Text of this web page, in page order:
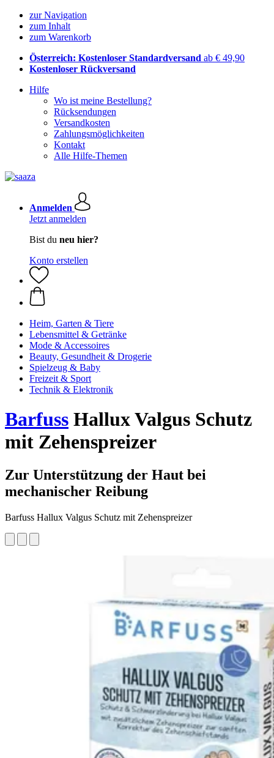
zur Navigation
zum Inhalt
zum Warenkorb
Österreich: Kostenloser Standardversand ab € 49,90
Kostenloser Rückversand
Hilfe
Wo ist meine Bestellung?
Rücksendungen
Versandkosten
Zahlungsmöglichkeiten
Kontakt
Alle Hilfe-Themen
Anmelden
Jetzt anmelden
Bist du neu hier?
Konto erstellen
Heim, Garten & Tiere
Lebensmittel & Getränke
Mode & Accessoires
Beauty, Gesundheit & Drogerie
Spielzeug & Baby
Freizeit & Sport
Technik & Elektronik
Barfuss Hallux Valgus Schutz
mit Zehenspreizer
Zur Unterstützung der Haut bei
mechanischer Reibung
Barfuss Hallux Valgus Schutz mit Zehenspreizer